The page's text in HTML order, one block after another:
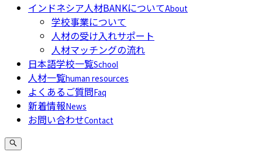
インドネシア人材BANKについてAbout
学校事業について
人材の受け入れサポート
人材マッチングの流れ
日本語学校一覧School
人材一覧human resources
よくあるご質問Faq
新着情報News
お問い合わせContact